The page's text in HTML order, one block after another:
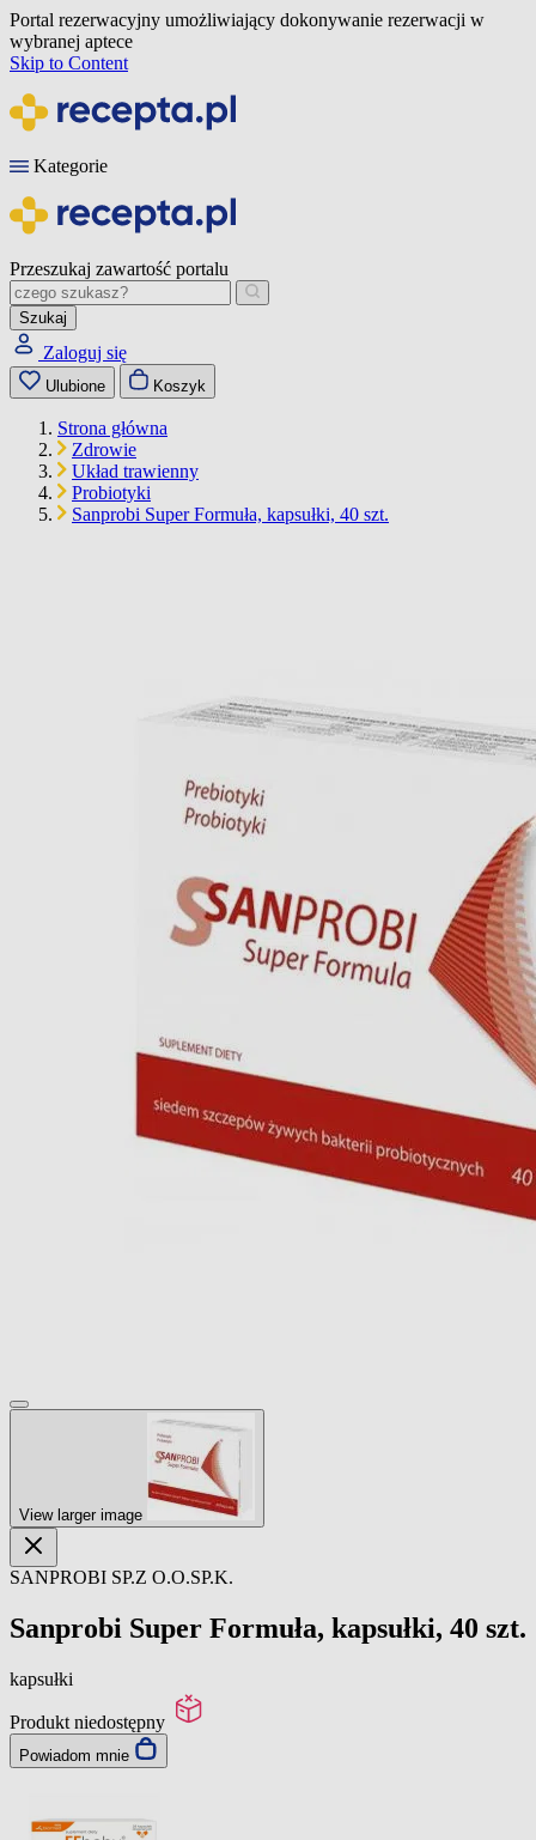
Portal rezerwacyjny umożliwiający dokonywanie rezerwacji w
wybranej aptece
Skip to Content
Kategorie
Przeszukaj zawartość portalu
Szukaj
Zaloguj się
Ulubione Koszyk
Strona główna
Zdrowie
Układ trawienny
Probiotyki
Sanprobi Super Formuła, kapsułki, 40 szt.
View larger image
SANPROBI SP.Z O.O.SP.K.
Sanprobi Super Formuła, kapsułki, 40 szt.
kapsułki
Produkt niedostępny
Powiadom mnie